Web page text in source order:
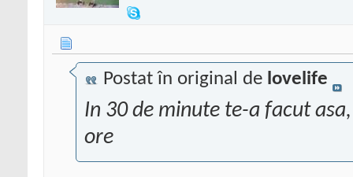
Postat în original de lovelife
In 30 de minute te-a facut
ore